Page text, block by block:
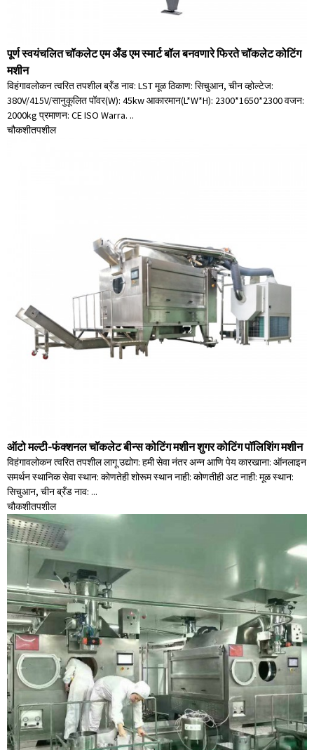
पूर्ण स्वयंचलित चॉकलेट एम अँड एम स्मार्ट बॉल बनवणारे फिरते चॉकलेट कोटिंग
मशीन
विहंगावलोकन त्वरित तपशील ब्रँड नाव: LST मूळ ठिकाण: सिचुआन, चीन व्होल्टेज:
380V/415V/सानुकूलित पॉवर(W): 45kw आकारमान(L*W*H): 2300*1650*2300 वजन:
2000kg प्रमाणन: CE ISO Warra. ..
चौकशीतपशील
ऑटो मल्टी-फंक्शनल चॉकलेट बीन्स कोटिंग मशीन शुगर कोटिंग पॉलिशिंग मशीन
विहंगावलोकन त्वरित तपशील लागू उद्योग: हमी सेवा नंतर अन्न आणि पेय कारखाना: ऑनलाइन
समर्थन स्थानिक सेवा स्थान: कोणतेही शोरूम स्थान नाही: कोणतीही अट नाही: मूळ स्थान:
सिचुआन, चीन ब्रँड नाव: ...
चौकशीतपशील